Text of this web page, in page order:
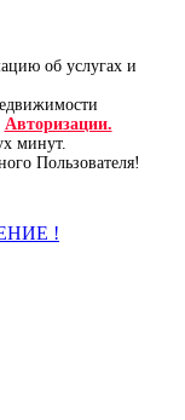
об услугах и
Авторизации.
минут.
Пользователя!
!